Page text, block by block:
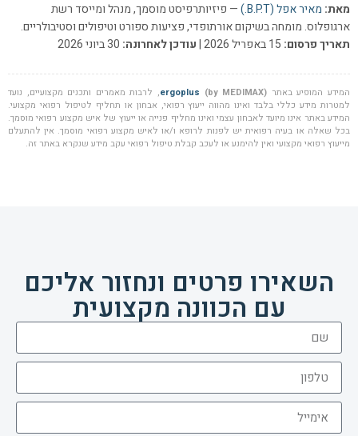
מאת: מאיר אפל (B.P.T.)
— פיזיותרפיסט מוסמך, מנהל ומייסד רשת
ארגופלוס. מומחה בשיקום אורתופדי, פציעות ספורט וטיפולים וסטיבולריים.
תאריך פרסום:
עודכן לאחרונה:
המידע המופיע באתר ergoplus (by MEDIMAX)
, לרבות מאמרים ותכנים מקצועיים, נועד
למטרות מידע כללי בלבד ואינו מהווה ייעוץ רפואי, אבחון או תחליף לטיפול רפואי מקצועי.
המידע באתר אינו מיועד לאבחון עצמי ואינו מחליף פנייה או ייעוץ של איש מקצוע רפואי מוסמך.
בכל שאלה או בעיה רפואית יש לפנות לרופא ו/או לאיש מקצוע רפואי מוסמך. אין להתעלם
מייעוץ רפואי מקצועי ואין להימנע או לעכב קבלת טיפול רפואי עקב מידע שנקרא באתר זה.
השאירו פרטים ונחזור אליכם
עם הכוונה מקצועית